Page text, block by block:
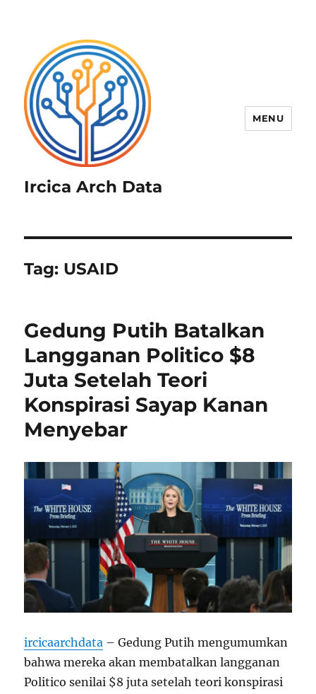
Ircica Arch Data
MENU
Tag: USAID
Gedung Putih Batalkan
Langganan Politico $8
Juta Setelah Teori
Konspirasi Sayap Kanan
Menyebar
ircicaarchdata – Gedung Putih mengumumkan
bahwa mereka akan membatalkan langganan
Politico senilai $8 juta setelah teori konspirasi